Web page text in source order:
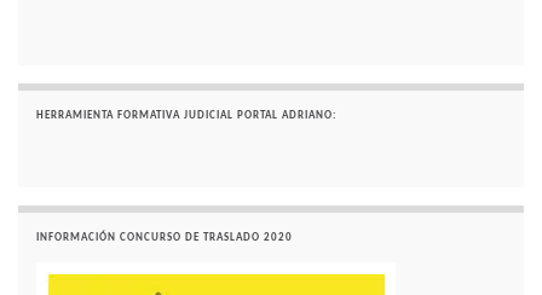
HERRAMIENTA FORMATIVA JUDICIAL PORTAL ADRIANO:
INFORMACIÓN CONCURSO DE TRASLADO 2020